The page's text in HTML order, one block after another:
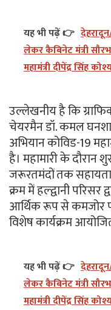
यह भी पढ़ें 👉
लेकर कैबिनेट मंत्री
महामंत्री दीपेंद्र सिंह
उल्लेखनीय है कि
चेयरमैन डॉ. कमल
अभियान कोविड-19
है। महामारी के
जरूरतमंदों तक सहायता
क्रम में हल्द्वानी परिसर
आर्थिक रूप से कमजोर
विशेष कार्यक्रम
यह भी पढ़ें 👉
लेकर कैबिनेट मंत्री
महामंत्री दीपेंद्र सिंह